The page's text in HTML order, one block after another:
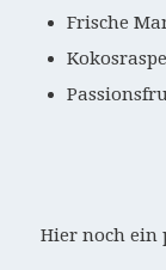
Frische
Hier noch ein